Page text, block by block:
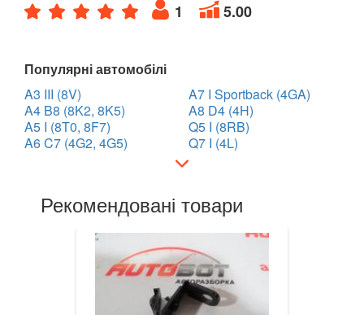
JAGUAR
KIA
LANCIA
LAND ROVER
MG
MASERATI
1 5.00
Популярні автомобілі
A3 III (8V)
A4 B8 (8K2, 8K5)
A5 I (8T0, 8F7)
A6 C7 (4G2, 4G5)
A7 I Sportback (4GA)
A8 D4 (4H)
Q5 I (8RB)
Q7 I (4L)
Рекомендовані товари